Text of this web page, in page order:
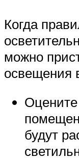
Когда
можно
освещения
Оцените
будут